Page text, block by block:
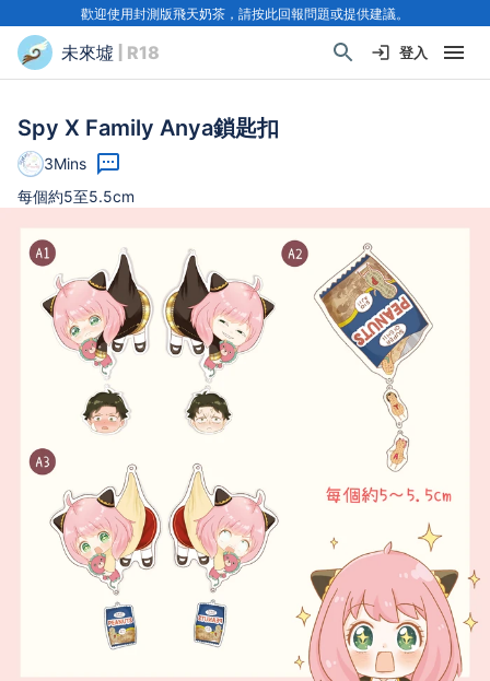
歡迎使用封測版飛天奶茶，請按此回報問題或提供建議。
未來墟 | R18 登入
Spy X Family Anya鎖匙扣
3Mins
每個約5至5.5cm